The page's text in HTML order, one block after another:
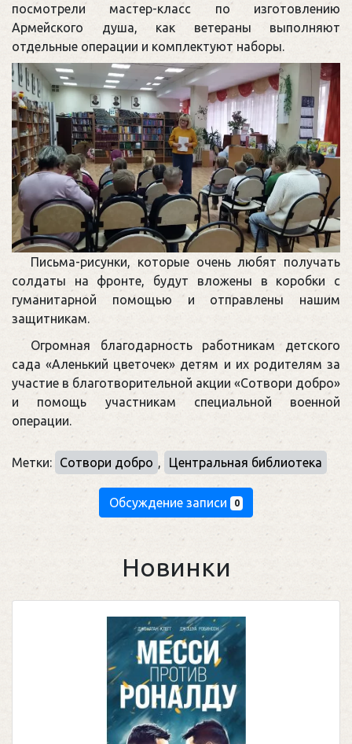
посмотрели мастер-класс по изготовлению
Армейского душа, как ветераны выполняют
отдельные операции и комплектуют наборы.
Письма-рисунки, которые очень любят получать
солдаты на фронте, будут вложены в коробки с
гуманитарной помощью и отправлены нашим
защитникам.
Огромная благодарность работникам детского
сада «Аленький цветочек» детям и их родителям за
участие в благотворительной акции «Сотвори добро»
и помощь участникам специальной военной
операции.
Метки: Сотвори добро , Центральная библиотека
Обсуждение записи 0
Новинки